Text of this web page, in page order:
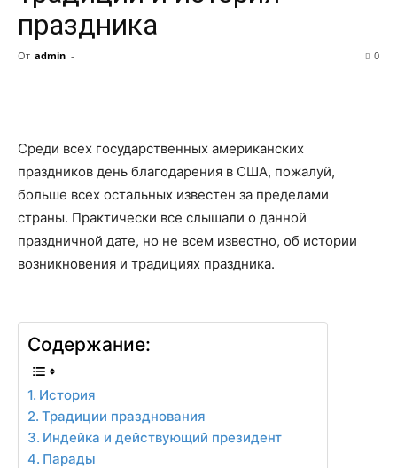
праздника
От admin - 0
Среди всех государственных американских
праздников день благодарения в США, пожалуй,
больше всех остальных известен за пределами
страны. Практически все слышали о данной
праздничной дате, но не всем известно, об истории
возникновения и традициях праздника.
Содержание:
История
Традиции празднования
Индейка и действующий президент
Парады